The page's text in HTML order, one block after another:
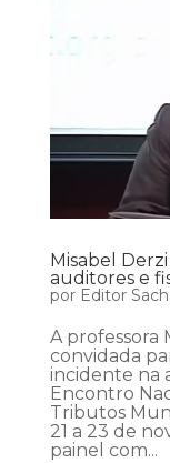
Misabel
auditores e
por Editor
A professora
convidada
incidente na
Encontro
Tributos
21 a 23 de
painel com...